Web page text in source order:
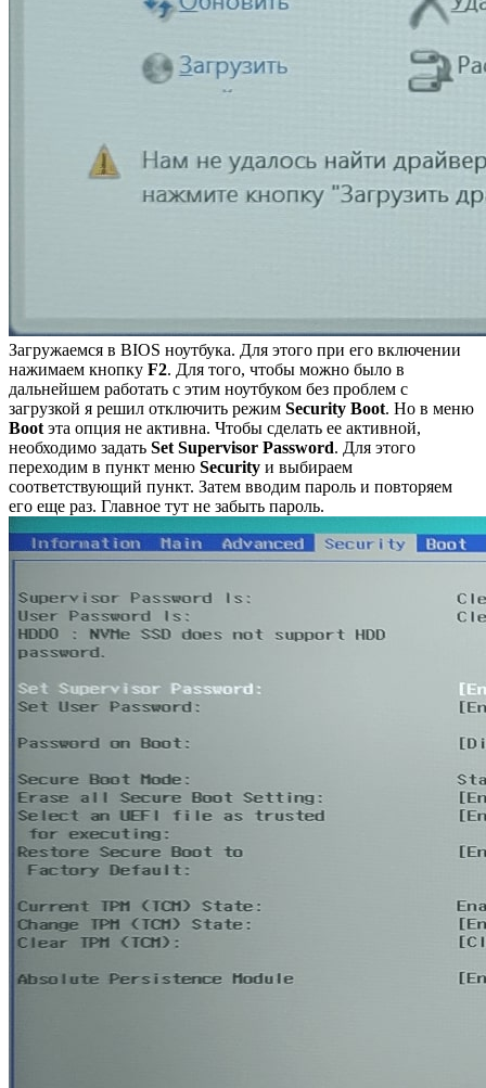
Загружаемся в BIOS ноутбука. Для этого при его включении
нажимаем кнопку F2. Для того, чтобы можно было в
дальнейшем работать с этим ноутбуком без проблем с
загрузкой я решил отключить режим Security Boot. Но в меню
Boot эта опция не активна. Чтобы сделать ее активной,
необходимо задать Set Supervisor Password. Для этого
переходим в пункт меню Security и выбираем
соответствующий пункт. Затем вводим пароль и повторяем
его еще раз. Главное тут не забыть пароль.